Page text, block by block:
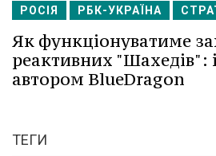
РОСІЯ РБК-УКРАЇНА
Як функціонуватиме
реактивних "Шахедів":
автором BlueDragon
ТЕГИ